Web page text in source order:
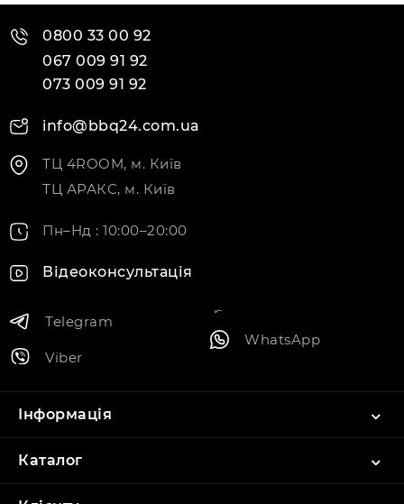
0800 33 00 92
067 009 91 92
073 009 91 92
info@bbq24.com.ua
ТЦ 4ROOM, м. Київ
ТЦ АРАКС, м. Київ
Пн–Нд : 10:00–20:00
Відеоконсультація
Telegram
Viber
WhatsApp
Інформація
Каталог